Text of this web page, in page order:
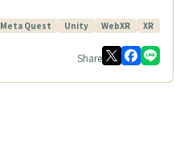
Meta Quest Unity WebXR XR
Share